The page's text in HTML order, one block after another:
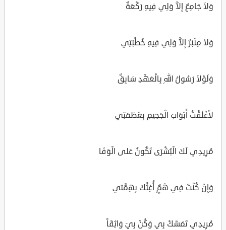
وَلاَ جَامِعٌ إِلاَّ وَلِي فِيهِ رَكْعَةٌ
وَلاَ مِنْبَرٌ إِلاَّ وَلِي فِيهِ خُطْبَتِي
وَلَوْلاَ رَسُولُ اللهِ بِالْعَهْدِ سَابِقٌ
لأَغْلَقْتُ أَبْوَابَ الْجَحِيمِ بِعْظمَتِي
مُرِيدِي لَكَ الْبُشْرَى تَكُونُ عَلى الْوَفَا
وَإِنْ كُنْتَ فِي هَمٍّ أُغِثْكَ بِهِمَّتي
مُرِيدِي تَمَسَّكْ بِي وَكُنْ بِيَ وَاثِقَاً